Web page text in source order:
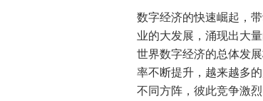
数字经济的快速崛起，
业的大发展，涌现出大
世界数字经济的总体发
率不断提升，越来越多
不同方阵，彼此竞争激